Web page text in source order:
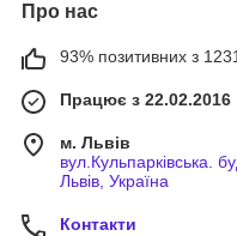
Про нас
93% позитивних з 1231
Працює з 22.02.2016
м. Львів
вул.Кульпарківська.
Львів, Україна
Контакти